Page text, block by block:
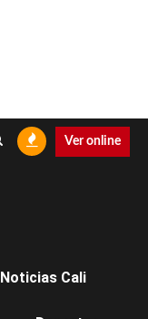
Noticias Cali
Ver online